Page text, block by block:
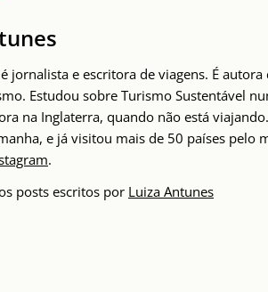
jornalista e escritora de viagens. É
Estudou sobre Turismo Sustentável
na Inglaterra, quando não está
e já visitou mais de 50 países pelo
.
posts escritos por Luiza Antunes